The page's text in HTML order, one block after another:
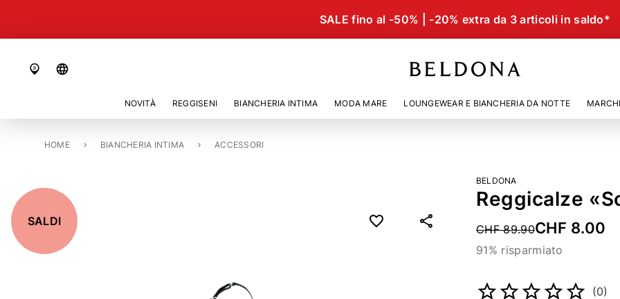
SALE fino al -50% | -20% extra da 3 articoli in saldo*
language
NOVITÀ REGGISENI BIANCHERIA INTIMA MODA MARE LOUNGEWEAR E BIANCHERIA DA NOTTE
HOME BIANCHERIA INTIMA ACCESSORI
REGGICALZE «SOLEY»
SALDI
BELDONA
Reggicalze
Price reduced from
CHF 89.90CHF 8.00
91% risparmiato
(0)